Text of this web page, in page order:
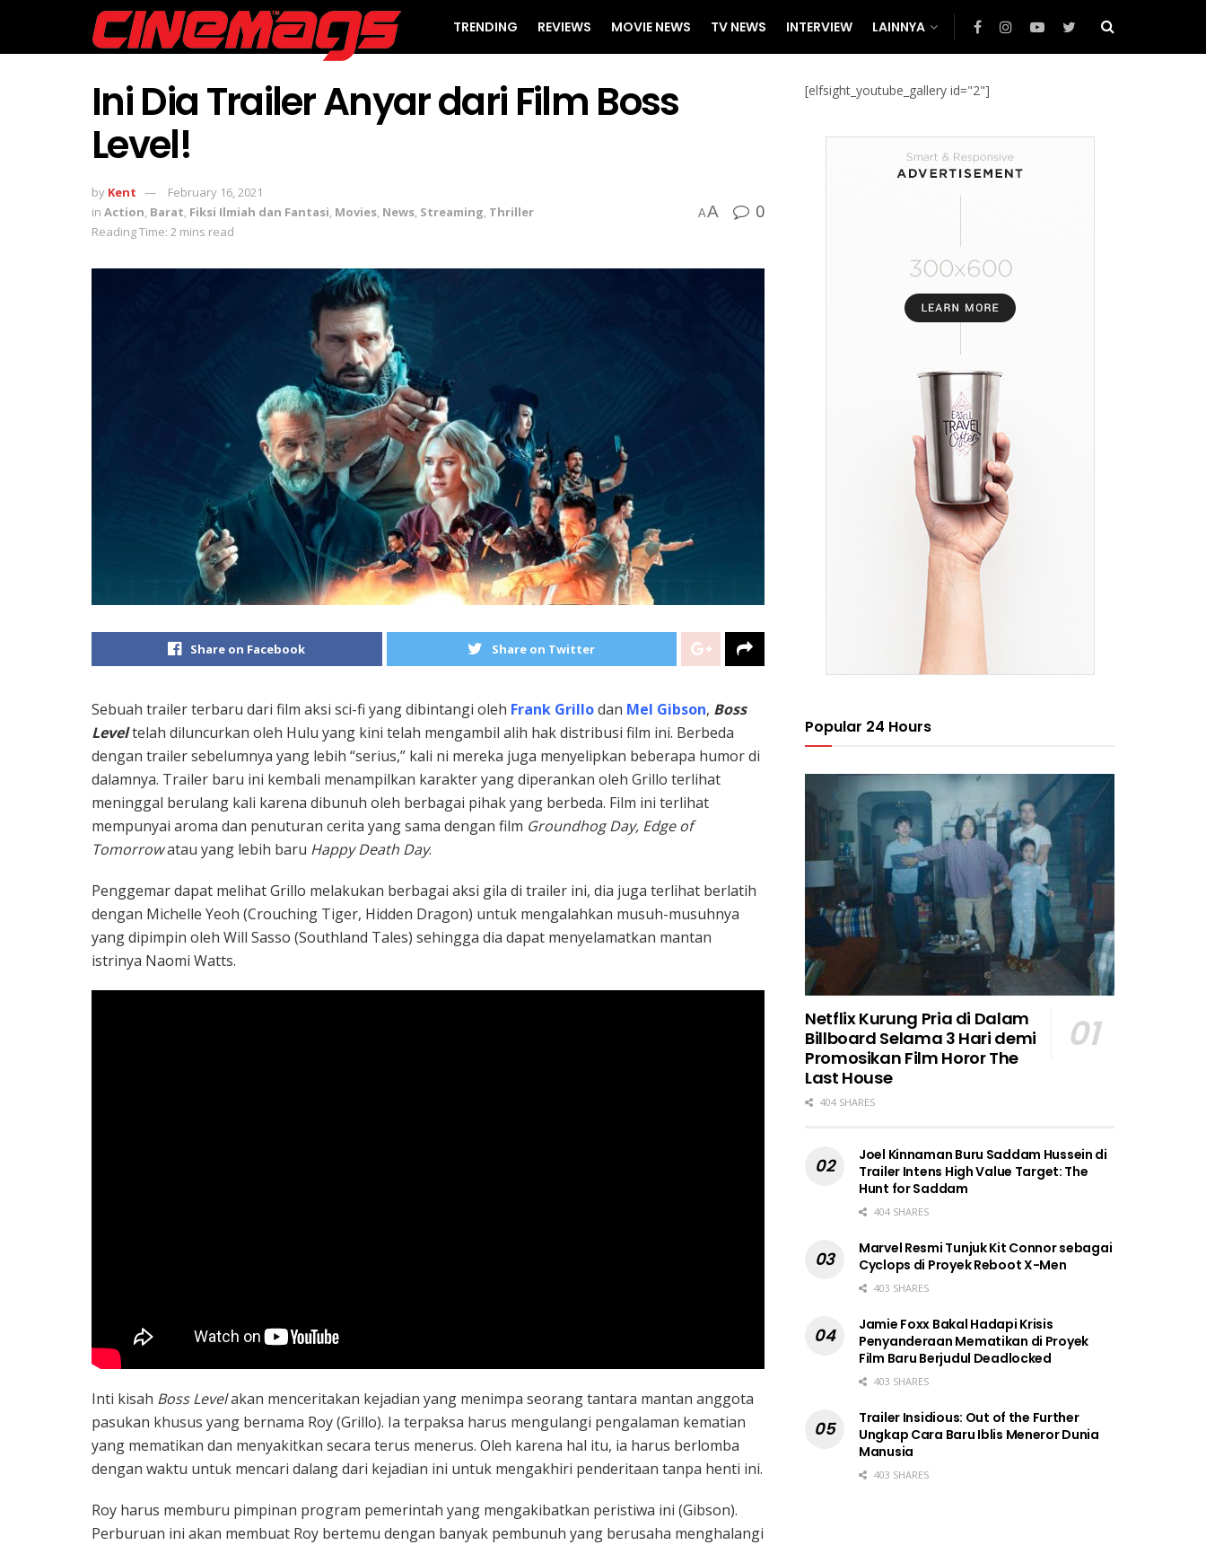
TRENDING REVIEWS MOVIE NEWS TV NEWS INTERVIEW LAINNYA
Ini Dia Trailer Anyar dari Film Boss
Level!
by Kent
February 16, 2021
in Action, Barat, Fiksi Ilmiah dan Fantasi, Movies, News, Streaming, Thriller
Reading Time: 2 mins read
AA 0
Share on Facebook Share on Twitter
Sebuah trailer terbaru dari film aksi sci-fi yang dibintangi oleh Frank Grillodan Mel Gibson, Boss
Leveltelah diluncurkan oleh Hulu yang kini telah mengambil alih hak distribusi film ini. Berbeda
dengan trailer sebelumnya yang lebih “serius,” kali ni mereka juga menyelipkan beberapa humor di
dalamnya. Trailer baru ini kembali menampilkan karakter yang diperankan oleh Grillo terlihat
meninggal berulang kali karena dibunuh oleh berbagai pihak yang berbeda. Film ini terlihat
mempunyai aroma dan penuturan cerita yang sama dengan film Groundhog Day, Edge of
Tomorrowatau yang lebih baru Happy Death Day.
Penggemar dapat melihat Grillo melakukan berbagai aksi gila di trailer ini, dia juga terlihat berlatih
dengan Michelle Yeoh (Crouching Tiger, Hidden Dragon) untuk mengalahkan musuh-musuhnya
yang dipimpin oleh Will Sasso (Southland Tales) sehingga dia dapat menyelamatkan mantan
istrinya Naomi Watts.
Inti kisah Boss Levelakan menceritakan kejadian yang menimpa seorang tantara mantan anggota
pasukan khusus yang bernama Roy (Grillo). Ia terpaksa harus mengulangi pengalaman kematian
yang mematikan dan menyakitkan secara terus menerus. Oleh karena hal itu, ia harus berlomba
dengan waktu untuk mencari dalang dari kejadian ini untuk mengakhiri penderitaan tanpa henti ini.
Roy harus memburu pimpinan program pemerintah yang mengakibatkan peristiwa ini (Gibson).
Perburuan ini akan membuat Roy bertemu dengan banyak pembunuh yang berusaha menghalangi
[elfsight_youtube_gallery id="2"]
Popular 24 Hours
Netflix Kurung Pria di Dalam
Billboard Selama 3 Hari demi
Promosikan Film Horor The
Last House
404 SHARES
Joel Kinnaman Buru Saddam Hussein di
Trailer Intens High Value Target: The
Hunt for Saddam
404 SHARES
Marvel Resmi Tunjuk Kit Connor sebagai
Cyclops di Proyek Reboot X-Men
403 SHARES
Jamie Foxx Bakal Hadapi Krisis
Penyanderaan Mematikan di Proyek
Film Baru Berjudul Deadlocked
403 SHARES
Trailer Insidious: Out of the Further
Ungkap Cara Baru Iblis Meneror Dunia
Manusia
403 SHARES